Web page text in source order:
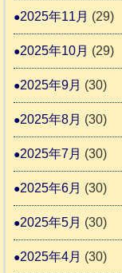
2025年11月 (29)
2025年10月 (29)
2025年9月 (30)
2025年8月 (30)
2025年7月 (30)
2025年6月 (30)
2025年5月 (30)
2025年4月 (30)